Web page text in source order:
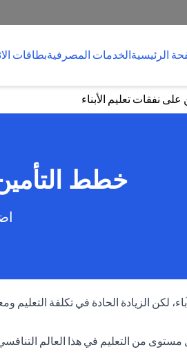
الرئيسيةالخدمات المصرفيةبطاقات
نفقات تعليم الأبناء
خطط
لكن الزيادة الحادة في تكلفة
من التعليم في هذا العالم التنافسي،